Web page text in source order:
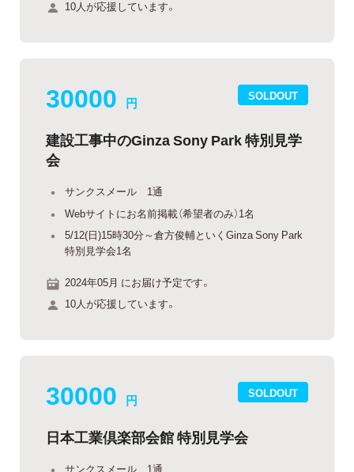
10人が応援しています。
SOLDOUT
30000 円
建設工事中のGinza Sony Park 特別見学
会
サンクスメール 1通
Webサイトにお名前掲載（希望者のみ）1名
5/12(日)15時30分～倉方俊輔といくGinza Sony Park
特別見学会1名
2024年05月 にお届け予定です。
10人が応援しています。
SOLDOUT
30000 円
日本工業倶楽部会館 特別見学会
サンクスメール 1通